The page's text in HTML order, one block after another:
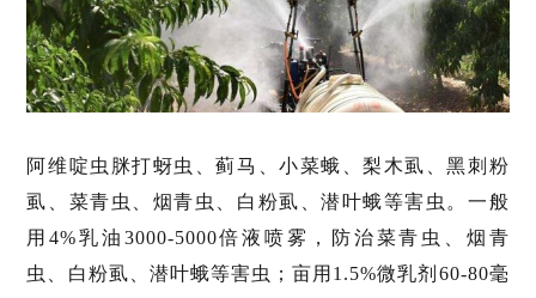
阿维啶虫脒打蚜虫、蓟马、小菜蛾、梨木虱、黑刺粉
虱、菜青虫、烟青虫、白粉虱、潜叶蛾等害虫。一般
用4%乳油3000-5000倍液喷雾，防治菜青虫、烟青
虫、白粉虱、潜叶蛾等害虫；亩用1.5%微乳剂60-80毫